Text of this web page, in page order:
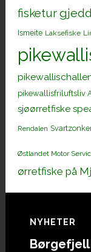
fisketur
Ismeite Laksefiske
pikewallisfriluftsliv
sjøørretfiske
Rendalen
Østlandet Motor
ørretfiske på
Footer
NYHETER